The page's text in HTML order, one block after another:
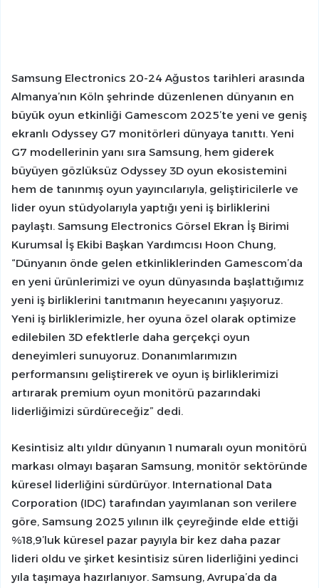
Samsung Electronics 20-24 Ağustos tarihleri arasında
Almanya’nın Köln şehrinde düzenlenen dünyanın en
büyük oyun etkinliği Gamescom 2025’te yeni ve geniş
ekranlı Odyssey G7 monitörleri dünyaya tanıttı. Yeni
G7 modellerinin yanı sıra Samsung, hem giderek
büyüyen gözlüksüz Odyssey 3D oyun ekosistemini
hem de tanınmış oyun yayıncılarıyla, geliştiricilerle ve
lider oyun stüdyolarıyla yaptığı yeni iş birliklerini
paylaştı. Samsung Electronics Görsel Ekran İş Birimi
Kurumsal İş Ekibi Başkan Yardımcısı Hoon Chung,
“Dünyanın önde gelen etkinliklerinden Gamescom’da
en yeni ürünlerimizi ve oyun dünyasında başlattığımız
yeni iş birliklerini tanıtmanın heyecanını yaşıyoruz.
Yeni iş birliklerimizle, her oyuna özel olarak optimize
edilebilen 3D efektlerle daha gerçekçi oyun
deneyimleri sunuyoruz. Donanımlarımızın
performansını geliştirerek ve oyun iş birliklerimizi
artırarak premium oyun monitörü pazarındaki
liderliğimizi sürdüreceğiz” dedi.
Kesintisiz altı yıldır dünyanın 1 numaralı oyun monitörü
markası olmayı başaran Samsung, monitör sektöründe
küresel liderliğini sürdürüyor. International Data
Corporation (IDC) tarafından yayımlanan son verilere
göre, Samsung 2025 yılının ilk çeyreğinde elde ettiği
%18,9’luk küresel pazar payıyla bir kez daha pazar
lideri oldu ve şirket kesintisiz süren liderliğini yedinci
yıla taşımaya hazırlanıyor. Samsung, Avrupa’da da